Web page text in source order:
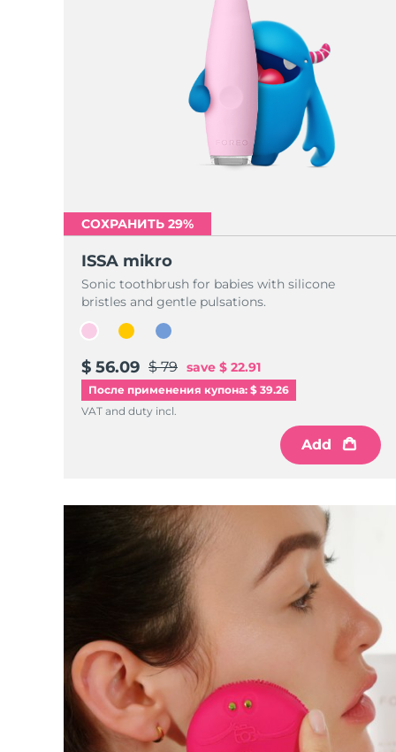
СОХРАНИТЬ 29%
ISSA mikro
Sonic toothbrush for babies with silicone
bristles and gentle pulsations.
$ 56.09 $ 79 save $ 22.91
После применения купона: $ 39.26
VAT and duty incl.
Add